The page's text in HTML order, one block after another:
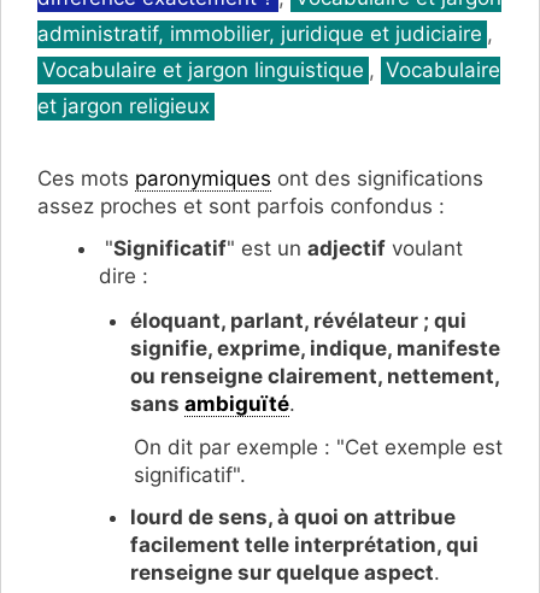
administratif, immobilier, juridique et judiciaire ,
Vocabulaire et jargon linguistique , Vocabulaire
et jargon religieux
Ces mots paronymiques ont des significations
assez proches et sont parfois confondus :
"Significatif" est un adjectif voulant
dire :
éloquant, parlant, révélateur ; qui
signifie, exprime, indique, manifeste
ou renseigne clairement, nettement,
sans ambiguïté.
On dit par exemple : "Cet exemple est
significatif".
lourd de sens, à quoi on attribue
facilement telle interprétation, qui
renseigne sur quelque aspect.